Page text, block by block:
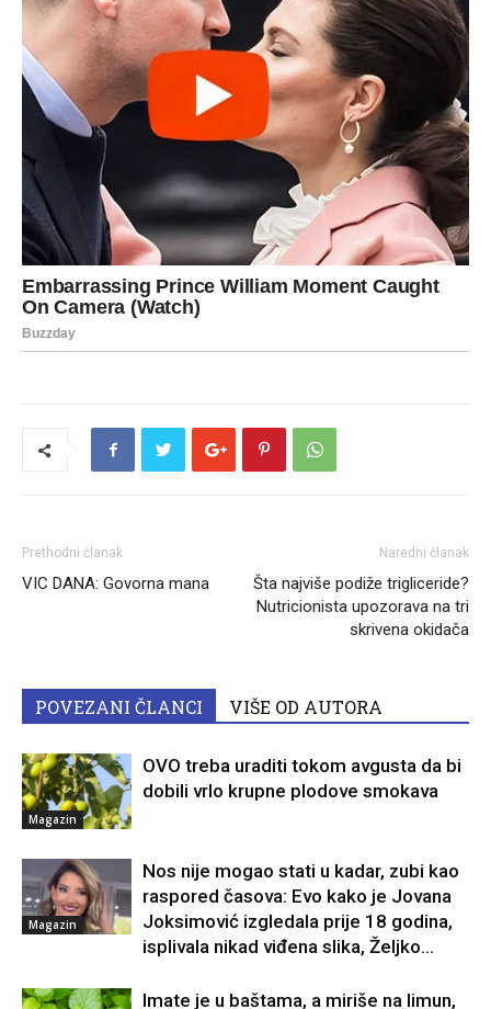
Prethodni članak
VIC DANA: Govorna mana
Naredni članak
Šta najviše podiže trigliceride?
Nutricionista upozorava na tri
skrivena okidača
POVEZANI ČLANCI VIŠE OD AUTORA
Magazin
OVO treba uraditi tokom avgusta da bi
dobili vrlo krupne plodove smokava
Magazin
Nos nije mogao stati u kadar, zubi kao
raspored časova: Evo kako je Jovana
Joksimović izgledala prije 18 godina,
isplivala nikad viđena slika, Željko...
Imate je u baštama, a miriše na limun,